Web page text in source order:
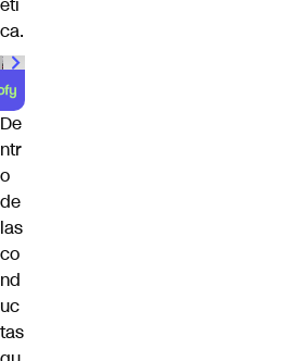
ca.
De
ntr
o
de
las
co
nd
uc
tas